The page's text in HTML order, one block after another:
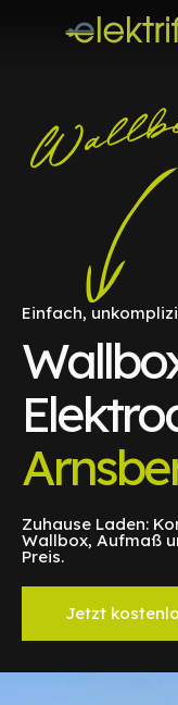
Einfach,
Zuhause Laden:
Wallbox, Aufmaß
Preis.
Jetzt